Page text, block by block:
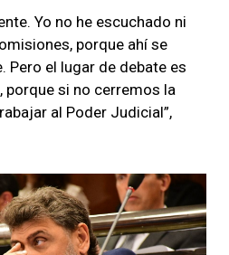
Yo no he escuchado ni
porque ahí se
Pero el lugar de debate es
porque si no cerremos la
al Poder Judicial”,